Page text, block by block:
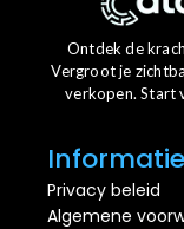
Ontdek de
Vergroot je
verkopen. Start
Informatie
Privacy beleid
Algemene